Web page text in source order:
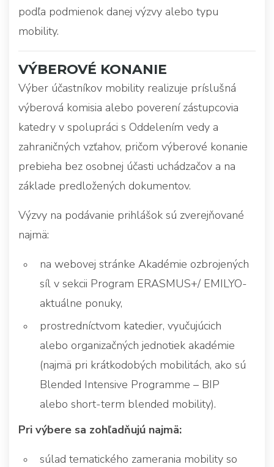
podľa podmienok danej výzvy alebo typu
mobility.
VÝBEROVÉ KONANIE
Výber účastníkov mobility realizuje príslušná
výberová komisia alebo poverení zástupcovia
katedry v spolupráci s Oddelením vedy a
zahraničných vzťahov, pričom výberové konanie
prebieha bez osobnej účasti uchádzačov a na
základe predložených dokumentov.
Výzvy na podávanie prihlášok sú zverejňované
najmä:
na webovej stránke Akadémie ozbrojených
síl v sekcii Program ERASMUS+/ EMILYO-
aktuálne ponuky,
prostredníctvom katedier, vyučujúcich
alebo organizačných jednotiek akadémie
(najmä pri krátkodobých mobilitách, ako sú
Blended Intensive Programme – BIP
alebo short-term blended mobility).
Pri výbere sa zohľadňujú najmä:
súlad tematického zamerania mobility so